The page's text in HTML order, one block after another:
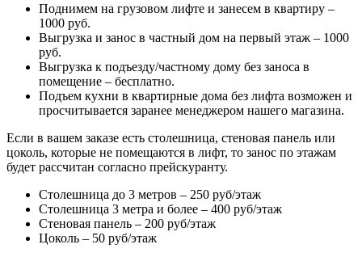
Поднимем на грузовом лифте и занесем в квартиру –
1000 руб.
Выгрузка и занос в частный дом на первый этаж – 1000
руб.
Выгрузка к подъезду/частному дому без заноса в
помещение – бесплатно.
Подъем кухни в квартирные дома без лифта возможен и
просчитывается заранее менеджером нашего магазина.
Если в вашем заказе есть столешница, стеновая панель или
цоколь, которые не помещаются в лифт, то занос по этажам
будет рассчитан согласно прейскуранту.
Столешница до 3 метров – 250 руб/этаж
Столешница 3 метра и более – 400 руб/этаж
Стеновая панель – 200 руб/этаж
Цоколь – 50 руб/этаж